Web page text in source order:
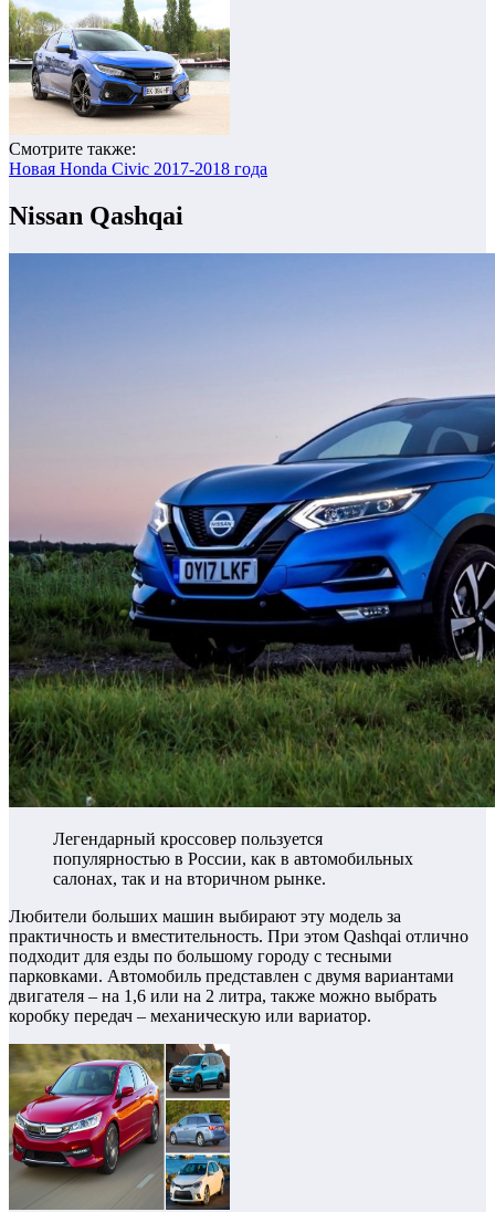
Смотрите также:
Новая Honda Civic 2017-2018 года
Nissan Qashqai
Легендарный кроссовер пользуется
популярностью в России, как в автомобильных
салонах, так и на вторичном рынке.
Любители больших машин выбирают эту модель за
практичность и вместительность. При этом Qashqai отлично
подходит для езды по большому городу с тесными
парковками. Автомобиль представлен с двумя вариантами
двигателя – на 1,6 или на 2 литра, также можно выбрать
коробку передач – механическую или вариатор.